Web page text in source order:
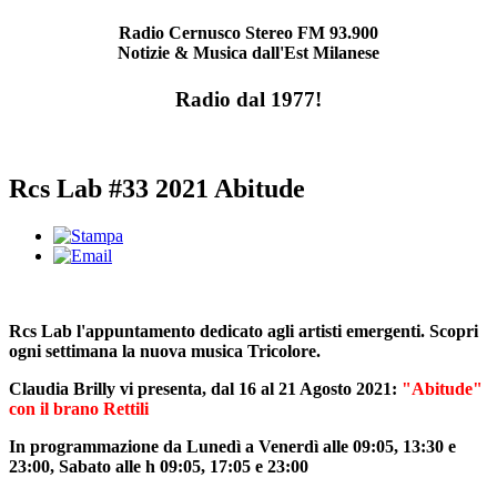
Radio Cernusco Stereo FM 93.900
Notizie & Musica dall'Est Milanese
Radio dal 1977!
Rcs Lab #33 2021 Abitude
Rcs Lab l'appuntamento dedicato agli artisti emergenti. Scopri
ogni settimana la nuova musica Tricolore.
Claudia Brilly vi presenta, dal 16 al 21 Agosto 2021: "Abitude"
con il brano Rettili
In programmazione da Lunedì a Venerdì alle 09:05, 13:30 e
23:00, Sabato alle h 09:05, 17:05 e 23:00